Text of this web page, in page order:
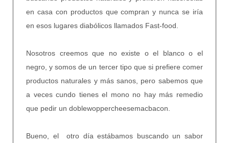
en casa con productos que compran y nunca se iría
en esos lugares diabólicos llamados Fast-food.
Nosotros creemos que no existe o el blanco o el
negro, y somos de un tercer tipo que si prefiere comer
productos naturales y más sanos, pero sabemos que
a veces cundo tienes el mono no hay más remedio
que pedir un doblewoppercheesemacbacon.
Bueno, el otro día estábamos buscando un sabor